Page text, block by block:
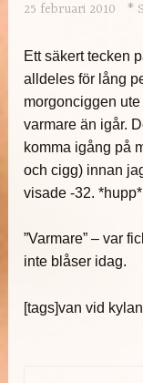
25 februari 2010 *
Ett säkert tecken
alldeles för lång
morgonciggen
varmare än igår.
komma igång på
och cigg) innan
visade -32. *hupp*
”Varmare” – var
inte blåser idag.
[tags]van vid